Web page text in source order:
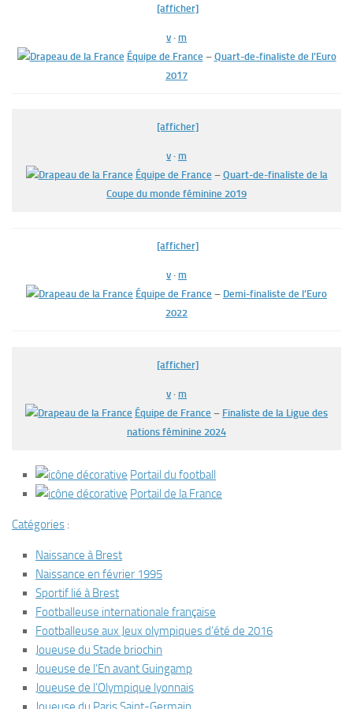
[afficher]
v · m
Équipe de France – Quart-de-finaliste de l’Euro
2017
[afficher]
v · m
Équipe de France – Quart-de-finaliste de la
Coupe du monde féminine 2019
[afficher]
v · m
Équipe de France – Demi-finaliste de l’Euro
2022
[afficher]
v · m
Équipe de France – Finaliste de la Ligue des
nations féminine 2024
Portail du football
Portail de la France
Catégories :
Naissance à Brest
Naissance en février 1995
Sportif lié à Brest
Footballeuse internationale française
Footballeuse aux Jeux olympiques d’été de 2016
Joueuse du Stade briochin
Joueuse de l’En avant Guingamp
Joueuse de l’Olympique lyonnais